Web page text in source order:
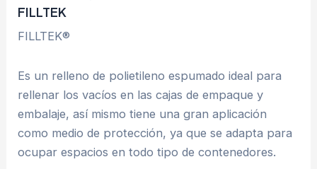
FILLTEK
FILLTEK®
Es un relleno de polietileno espumado ideal para
rellenar los vacíos en las cajas de empaque y
embalaje, así mismo tiene una gran aplicación
como medio de protección, ya que se adapta para
ocupar espacios en todo tipo de contenedores.